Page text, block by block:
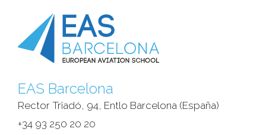
EAS Barcelona
Rector Triadó, 94, Entlo Barcelona (España)‎
+34 93 250 20 20